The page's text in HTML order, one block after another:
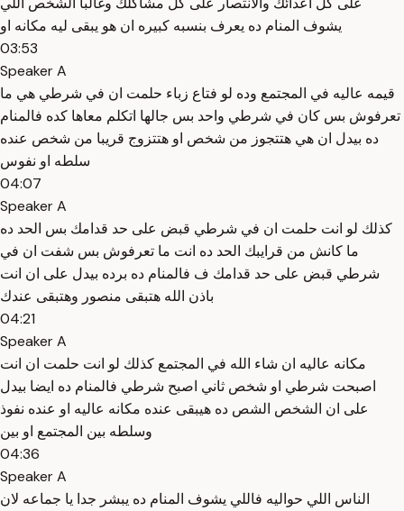
يشوف المنام ده يعرف بنسبه كبيره ان هو يبقى ليه مكانه او
03:53
Speaker A
قيمه عاليه في المجتمع وده لو فتاع زباء حلمت ان في شرطي هي ما
تعرفوش بس كان في شرطي واحد بس جالها اتكلم معاها كده فالمنام
ده بيدل ان هي هتتجوز من شخص او هتتزوج قريبا من شخص عنده
سلطه او نفوس
04:07
Speaker A
كذلك لو انت حلمت ان في شرطي قبض على حد قدامك بس الحد ده
ما كانش من قرايبك الحد ده انت ما تعرفوش بس شفت ان في
شرطي قبض على حد قدامك ف فالمنام ده برده بيدل على ان انت
باذن الله هتبقى منصور وهتبقى عندك
04:21
Speaker A
مكانه عاليه ان شاء الله في المجتمع كذلك لو انت حلمت ان انت
اصبحت شرطي او شخص ثاني اصبح شرطي فالمنام ده ايضا بيدل
على ان الشخص الشص ده هيبقى عنده مكانه عاليه او عنده نفوذ
وسلطه بين المجتمع او بين
04:36
Speaker A
الناس اللي حواليه فاللي يشوف المنام ده يبشر جدا يا جماعه لان